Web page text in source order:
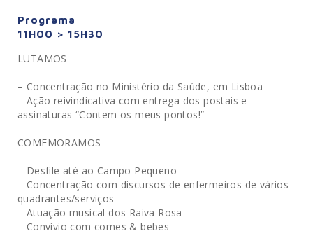
Programa
11H00 > 15H30
LUTAMOS
– Concentração no Ministério da Saúde, em Lisboa
– Ação reivindicativa com entrega dos postais e
assinaturas “Contem os meus pontos!”
COMEMORAMOS
– Desfile até ao Campo Pequeno
– Concentração com discursos de enfermeiros de vários
quadrantes/serviços
– Atuação musical dos Raiva Rosa
– Convívio com comes & bebes